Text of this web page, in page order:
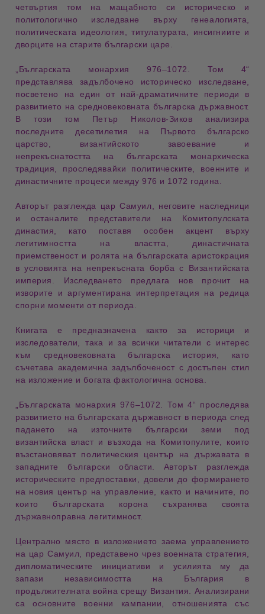
четвъртия том на мащабното си историческо и
политологично изследване върху генеалогията
политическата идеология , титулатурата, инсигниите и
дворците на старите български царе.
„Българската монархия 976–1072. Том 4“
представлява задълбочено историческо изследване
посветено на един от най-драматичните периоди
в
развитието на средновековната българска държавност.
В този том Петър Николов-Зиков анализира
последните десетилетия на Първото българско
царство
византийското завоевание и
непрекъснатостта на българската монархическа
традиция , проследявайки политическите, военните и
династичните процеси между 976 и 1072 година.
Авторът разглежда цар Самуил
, неговите наследници
и останалите представители на Комитопулската
династия , като поставя особен акцент върху
легитимността на властта
династичната
приемственост и ролята на българската аристокрация
в условията на непрекъсната борба с Византийската
империя. Изследването предлага нов прочит на
изворите и аргументирана интерпретация на редица
спорни моменти от периода.
Книгата е предназначена както за историци и
изследователи , така и за всички читатели с интерес
към средновековната българска история , като
съчетава академична задълбоченост с достъпен стил
на изложение и богата фактологична основа.
„Българската монархия 976–1072. Том 4“ проследява
развитието на българската държавност в периода след
падането на източните български земи под
византийска власт и възхода на Комитопулите , които
възстановяват политическия център на държавата в
западните български области. Авторът разглежда
историческите предпоставки, довели до формирането
на новия център на управление, както и начините, по
които българската корона съхранява своята
държавноправна легитимност.
Централно място в изложението заема управлението
на цар Самуил , представено чрез военната стратегия
дипломатическите инициативи и усилията му да
запази независимостта на България в
продължителната война срещу Византия. Анализирани
са основните военни кампании, отношенията със